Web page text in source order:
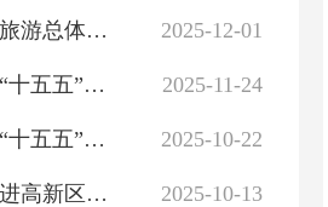
2025-12-01
库尔勒市全域旅游总体规划（评审修编稿）终稿
2025-11-24
巴州党委召开“十五五”规划建议征求意见座谈会
2025-10-22
库尔勒市召开“十五五”重大项目包装谋划策略培训会
2025-10-13
市领导研究推进高新区发展、产城融合等工作